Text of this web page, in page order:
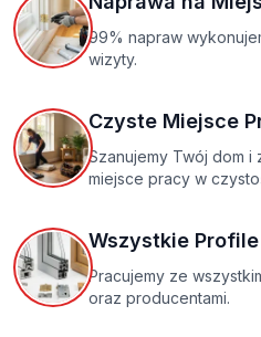
99% napraw
wizyty.
Czyste Miejsce
Szanujemy Twój dom i
miejsce pracy w
Wszystkie
Pracujemy ze
oraz producentami.